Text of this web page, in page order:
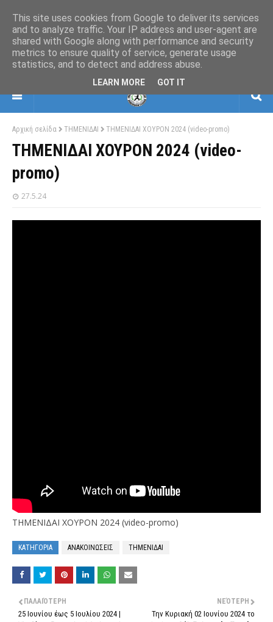
ΕΛΛΗΝΙΚΗ ΟΜΟΣΠΟΝΔΙΑ ΠΟΛΕΜΙΚΩΝ
ΤΕΧΝΩΝ
ΒΗΜΑΤΙΣΜΩΝ-ΣΚΙΑΜΑΧΙΑΣ-ΚΡΟΥΣΕΩΝ
Αρχική σελίδα ΤΗΜΕΝΙΔΑΙ ΤΗΜΕΝΙΔΑΙ ΧΟΥΡΟΝ 2024 (video-promo)
ΤΗΜΕΝΙΔΑΙ ΧΟΥΡΟΝ 2024 (video-
promo)
27.5.24
ΤΗΜΕΝΙΔΑΙ ΧΟΥΡΟΝ 2024 (video-promo)
ΚΑΤΗΓΟΡΙΑ ΑΝΑΚΟΙΝΩΣΕΙΣ ΤΗΜΕΝΙΔΑΙ
ΝΕΌΤΕΡΗ
Την Κυριακή 02 Ιουνίου 2024 το
ΠΑΛΑΙΌΤΕΡΗ
25 Ιουνίου έως 5 Ιουλίου 2024 |
This site uses cookies from Google to deliver its services
and to analyze traffic. Your IP address and user-agent are
shared with Google along with performance and security
metrics to ensure quality of service, generate usage
statistics, and to detect and address abuse.
LEARN MORE GOT IT